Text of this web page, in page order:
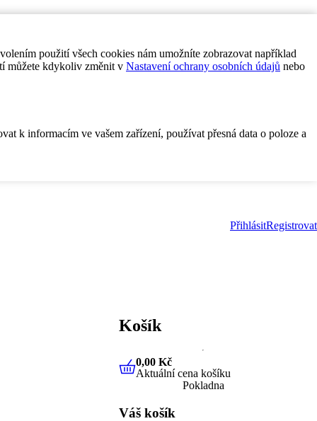
použití všech cookies nám umožníte zobrazovat například
můžete kdykoliv změnit v Nastavení ochrany osobních údajů nebo
k informacím ve vašem zařízení, používat přesná data o poloze a
PřihlásitRegistrovat
Košík
0,00 KčAktuální cena košíku
0,00 Kč
Aktuální cena košíku
Pokladna
Váš košík